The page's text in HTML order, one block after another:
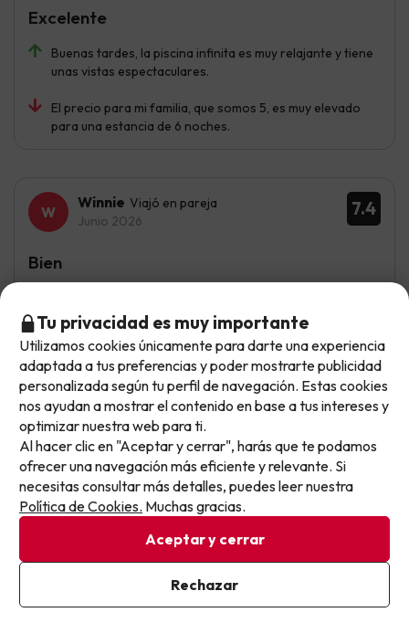
Buenas tardes, la piscina infinita es muy relajante y tiene
unas vistas espectaculares.
El precio para mi familia, que somos 5, es muy elevado
para una estancia de 6 noches.
Excelente
7.4
Winnie Viajó en pareja
Junio 2026
limpieza correcta
El comedor se llena demasiado si bajas después de las 9
a desayunar, no se dan abasto en reponer, la gente
guarda las hamacas y nadie controla eso. Esta bastante
alejado de todo, si o si necesitas del coche
Bien
9.4
Jordi Viajó en familia
Junio 2026
La amplitud y comodidad de las habitaciones, con camas
No llegas tarde: llegas al siguiente.
Este chollo ya ha caducado, pero cada día lanzamos
nuevas oportunidades para viajar mejor y pagar
menos.
Apúntate y que el próximo no se te escape.
Pon tu mejor e-mail
Ya estoy suscrito
Al suscribirte, confirmas haber leído y estar de acuerdo con la
Tu privacidad es muy importante
Utilizamos cookies únicamente para darte una experiencia
adaptada a tus preferencias y poder mostrarte publicidad
personalizada según tu perfil de navegación. Estas cookies
nos ayudan a mostrar el contenido en base a tus intereses y
optimizar nuestra web para ti.
Al hacer clic en "Aceptar y cerrar", harás que te podamos
ofrecer una navegación más eficiente y relevante. Si
necesitas consultar más detalles, puedes leer nuestra
Política de Cookies. Muchas gracias.
Aceptar y cerrar
Rechazar